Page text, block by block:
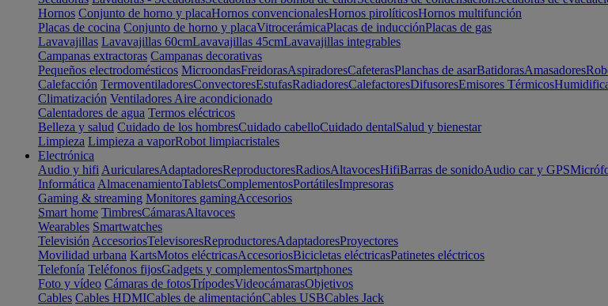
Hornos Conjunto de horno y placaHornos convencionalesHornos pirolíticosHornos multifunción
Placas de cocina Conjunto de horno y placaVitrocerámicaPlacas de inducciónPlacas de gas
Lavavajillas Lavavajillas 60cmLavavajillas 45cmLavavajillas integrables
Campanas extractoras Campanas decorativas
Pequeños electrodomésticos MicroondasFreidorasAspiradoresCafeterasPlanchas de asarBatidorasAmasadores
Calefacción TermoventiladoresConvectoresEstufasRadiadoresCalefactoresDifusoresEmisores Térmicos
Climatización Ventiladores Aire acondicionado
Calentadores de agua Termos eléctricos
Belleza y salud Cuidado de los hombresCuidado cabelloCuidado dentalSalud y bienestar
Limpieza Limpieza a vaporRobot limpiacristales
Electrónica
Audio y hifi AuricularesAdaptadoresReproductoresRadiosAltavocesHifiBarras de sonidoAudio car y GPS
Informática AlmacenamientoTabletsComplementosPortátilesImpresoras
Gaming & streaming Monitores gamingAccesorios
Smart home TimbresCámarasAltavoces
Wearables Smartwatches
Televisión AccesoriosTelevisoresReproductoresAdaptadoresProyectores
Movilidad urbana KartsMotos eléctricasAccesoriosBicicletas eléctricasPatinetes eléctricos
Telefonía Teléfonos fijosGadgets y complementosSmartphones
Foto y vídeo Cámaras de fotosTrípodesVideocámarasObjetivos
Cables Cables HDMICables de alimentaciónCables USBCables Jack